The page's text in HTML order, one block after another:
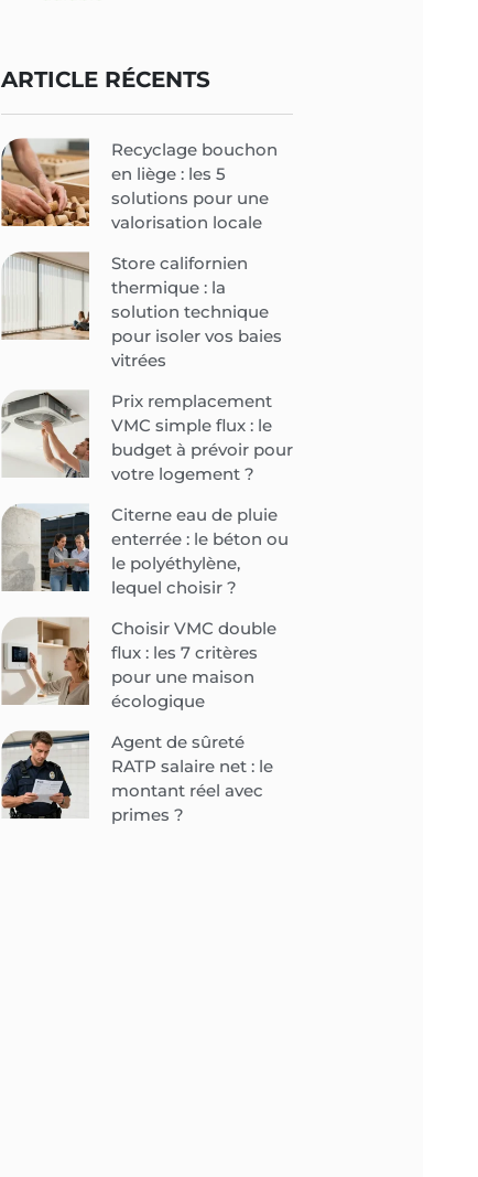
ARTICLE RÉCENTS
Recyclage bouchon
en liège : les 5
solutions pour une
valorisation locale
Store californien
thermique : la
solution technique
pour isoler vos baies
vitrées
Prix remplacement
VMC simple flux : le
budget à prévoir pour
votre logement ?
Citerne eau de pluie
enterrée : le béton ou
le polyéthylène,
lequel choisir ?
Choisir VMC double
flux : les 7 critères
pour une maison
écologique
Agent de sûreté
RATP salaire net : le
montant réel avec
primes ?